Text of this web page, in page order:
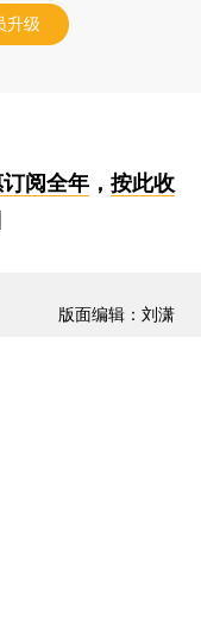
升级
阅全年， 按此收
版面编辑：刘潇